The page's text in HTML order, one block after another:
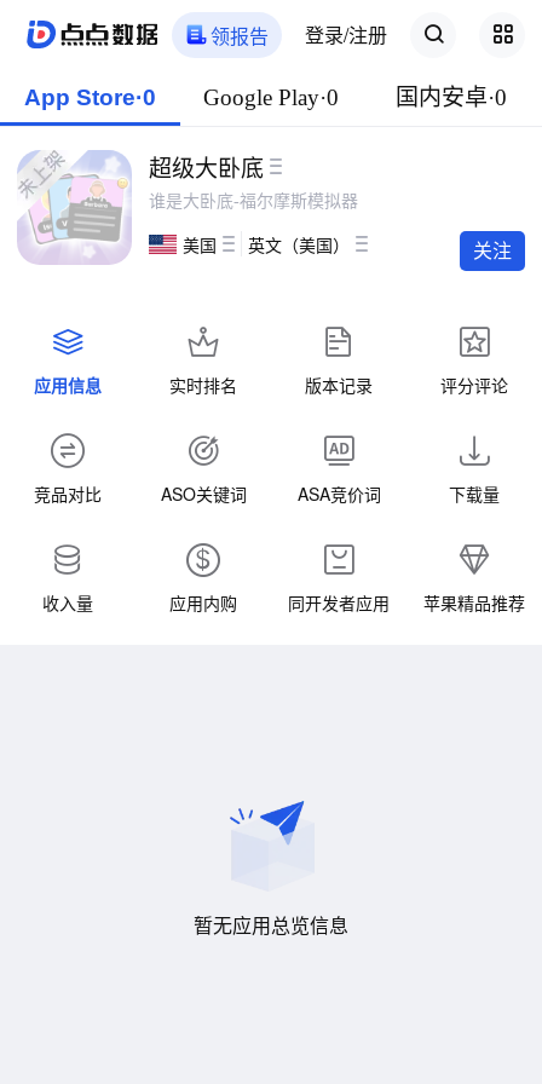
领报告 登录/注册
App Store·0 Google Play·0 国内安卓·0
超级大卧底
谁是大卧底-福尔摩斯模拟器
美国 英文（美国） 关注
应用信息 实时排名 版本记录 评分评论
竞品对比 ASO关键词 ASA竞价词 下载量
收入量 应用内购 同开发者应用 苹果精品推荐
暂无应用总览信息